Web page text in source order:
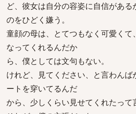
ど、彼女は自分の容姿に自信がある
のをひどく嫌う。
童顔の母は、とてつもなく可愛くて
なってくれるんだか
ら、僕としては文句もない。
けれど、見てください、と言わんば
ートを穿いてるんだ
から、少しくらい見せてくれたって